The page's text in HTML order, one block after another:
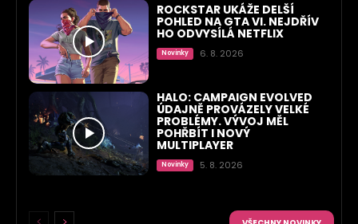
ROCKSTAR UKÁŽE DELŠÍ
POHLED NA GTA VI. NEJDŘÍV
HO ODVYSÍLÁ NETFLIX
Novinky 6. 8. 2026
HALO: CAMPAIGN EVOLVED
ÚDAJNĚ PROVÁZELY VELKÉ
PROBLÉMY. VÝVOJ MĚL
POHŘBÍT I NOVÝ
MULTIPLAYER
Novinky 5. 8. 2026